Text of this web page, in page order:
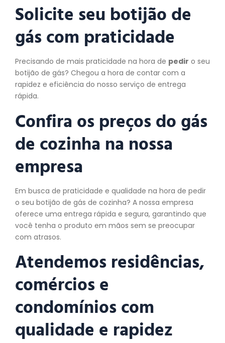
Solicite seu botijão de
gás com praticidade
Precisando de mais praticidade na hora de pedir o seu
botijão de gás? Chegou a hora de contar com a
rapidez e eficiência do nosso serviço de entrega
rápida.
Confira os preços do gás
de cozinha na nossa
empresa
Em busca de praticidade e qualidade na hora de pedir
o seu botijão de gás de cozinha? A nossa empresa
oferece uma entrega rápida e segura, garantindo que
você tenha o produto em mãos sem se preocupar
com atrasos.
Atendemos residências,
comércios e
condomínios com
qualidade e rapidez